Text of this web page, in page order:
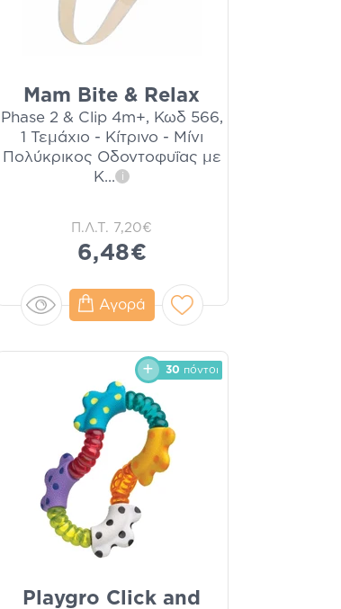
Mam Bite & Relax
Phase 2 & Clip 4m+, Κωδ 566,
1 Τεμάχιο - Κίτρινο - Μίνι
Πολύκρικος Οδοντοφυΐας με
Κ... i
Π.Λ.Τ. 7,20€
6,48€
Αγορά
30 πόντοι
Playgro Click and